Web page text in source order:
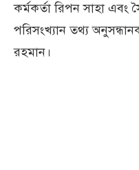
কর্মকর্তা রিপন সাহা
পরিসংখ্যান তথ্য
রহমান।